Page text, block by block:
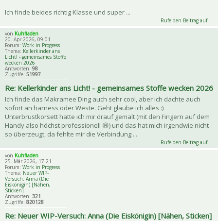
Ich finde beides richtig Klasse und super ...
Rufe den Beitrag auf
von Kuhfladen
20. Apr 2026, 09:01
Forum: Work in Progress
Thema: Kellerkinder ans
Licht! - gemeinsames Stoffe
wecken 2026
Antworten: 98
Zugriffe: 51997
Re: Kellerkinder ans Licht! - gemeinsames Stoffe wecken 2026
Ich finde das Makramee Ding auch sehr cool, aber ich dachte auch
sofort an harness oder Weste. Geht glaube ich alles :)
Unterbrustkorsett hatte ich mir drauf gemalt (mit den Fingern auf dem
Handy also höchst professionell 😄) und das hat mich irgendwie nicht
so überzeugt, da fehlte mir die Verbindung ...
Rufe den Beitrag auf
von Kuhfladen
25. Mär 2026, 17:21
Forum: Work in Progress
Thema: Neuer WIP-
Versuch: Anna (Die
Eiskönigin) [Nähen,
Sticken]
Antworten: 321
Zugriffe: 820128
Re: Neuer WIP-Versuch: Anna (Die Eiskönigin) [Nähen, Sticken]